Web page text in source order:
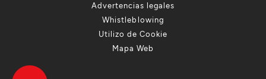
Advertencias legales
Whistleblowing
Utilizo de Cookie
Mapa Web